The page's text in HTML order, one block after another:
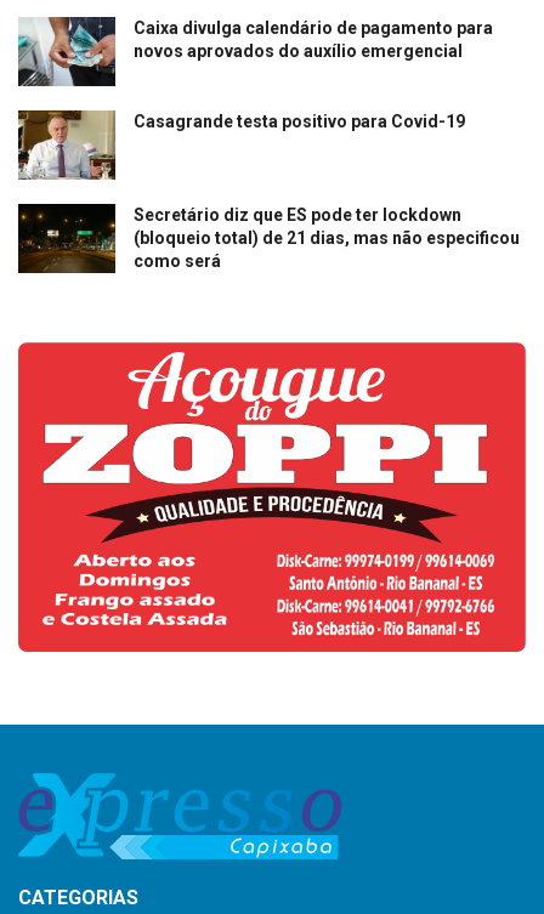
Caixa divulga calendário de pagamento para
novos aprovados do auxílio emergencial
Casagrande testa positivo para Covid-19
Secretário diz que ES pode ter lockdown
(bloqueio total) de 21 dias, mas não especificou
como será
CATEGORIAS